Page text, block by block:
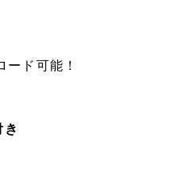
ド可能！